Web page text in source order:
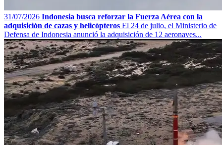
31/07/2026 Indonesia busca reforzar la Fuerza Aérea con la
adquisición de cazas y helicópteros El 24 de julio, el Ministerio de
Defensa de Indonesia anunció la adquisición de 12 aeronaves...